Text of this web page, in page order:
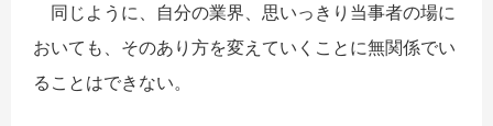
同じように、自分の業界、思いっきり当事者の場に
おいても、そのあり方を変えていくことに無関係でい
ることはできない。